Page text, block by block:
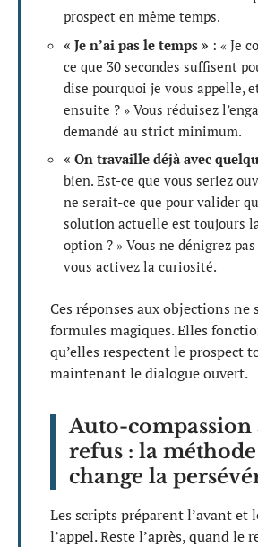
prospect en même temps.
« Je n’ai pas le temps » : « Je
ce que 30 secondes suffisent
dise pourquoi je vous appelle,
ensuite ? » Vous réduisez
demandé au strict minimum.
« On travaille déjà avec
bien. Est-ce que vous seriez
ne serait-ce que pour valider
solution actuelle est toujours
option ? » Vous ne dénigrez
vous activez la curiosité.
Ces réponses aux objections ne
formules magiques. Elles
qu’elles respectent le prospect
maintenant le dialogue ouvert.
Auto-compassion
refus : la
change la
Les scripts préparent l’avant et
l’appel. Reste l’après, quand le